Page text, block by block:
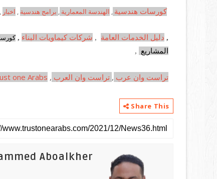
كورسات هندسية , الهندسة المعمارية , برامج هندسية , اخبار ,
, دليل الخدمات العامة , شركات كيماويات البناء ,
المشاريع ,
تراست وان عرب , تراست وان العرب ,
one Arabs
Share This
Aboalkher